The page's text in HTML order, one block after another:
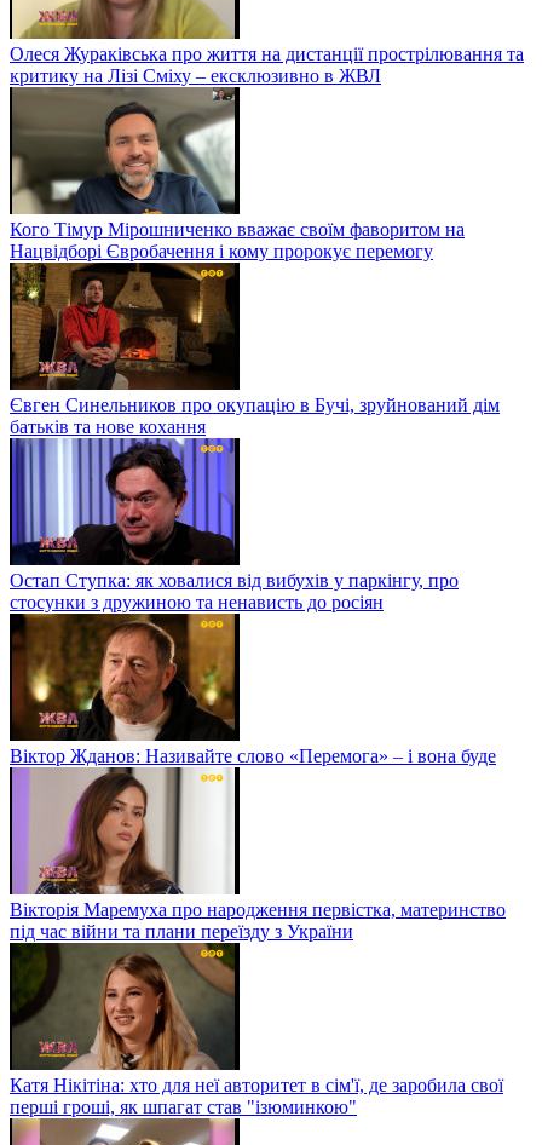
Олеся Жураківська про життя на дистанції прострілювання та
критику на Лізі Сміху – ексклюзивно в ЖВЛ
Кого Тімур Мірошниченко вважає своїм фаворитом на
Нацвідборі Євробачення і кому пророкує перемогу
Євген Синельников про окупацію в Бучі, зруйнований дім
батьків та нове кохання
Остап Ступка: як ховалися від вибухів у паркінгу, про
стосунки з дружиною та ненависть до росіян
Віктор Жданов: Називайте слово «Перемога» – і вона буде
Вікторія Маремуха про народження первістка, материнство
під час війни та плани переїзду з України
Катя Нікітіна: хто для неї авторитет в сім'ї, де заробила свої
перші гроші, як шпагат став "ізюминкою"